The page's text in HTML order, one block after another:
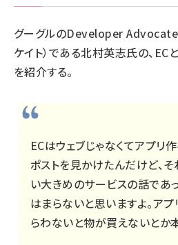
グーグルのDeveloper Advocate
ケイト）である北村英志氏の、EC
を紹介する。
ECはウェブじゃなくてアプリ
ポストを見かけたんだけど、
い大きめのサービスの話であ
はまらないと思いますよ。アプ
らわないと物が買えないとか